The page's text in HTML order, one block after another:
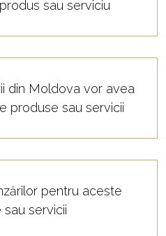
sau serviciu
din Moldova vor avea
produse sau servicii
pentru aceste
servicii